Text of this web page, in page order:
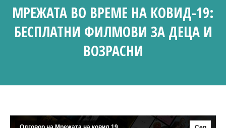
МРЕЖАТА ВО ВРЕМЕ НА КОВИД-19:
БЕСПЛАТНИ ФИЛМОВИ ЗА ДЕЦА И
ВОЗРАСНИ